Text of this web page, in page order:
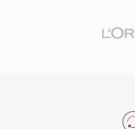
hơn phần lớn đã thay
chính xác đến từng
băng thông cao hơn so